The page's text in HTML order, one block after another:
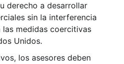
derecho a desarrollar
sin la interferencia
medidas coercitivas
Unidos.
los asesores deben